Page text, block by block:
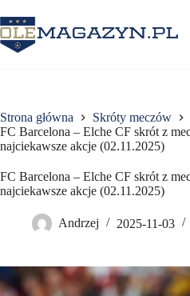
do
treści
Strona główna
Skróty meczów
FC Barcelona – Elche CF skrót z
najciekawsze akcje (02.11.2025)
FC Barcelona – Elche CF skrót z
najciekawsze akcje (02.11.2025)
Andrzej 2025-11-03